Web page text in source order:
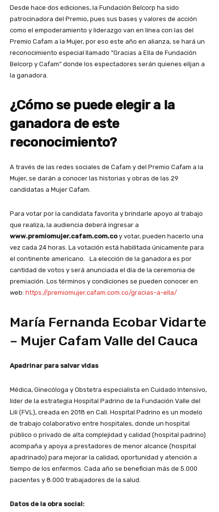
Desde hace dos ediciones, la Fundación Belcorp ha sido
patrocinadora del Premio, pues sus bases y valores de acción
como el empoderamiento y liderazgo van en línea con las del
Premio Cafam a la Mujer, por eso este año en alianza, se hará un
reconocimiento especial llamado “Gracias a Ella de Fundación
Belcorp y Cafam” donde los espectadores serán quienes elijan a
la ganadora.
¿Cómo se puede elegir a la
ganadora de este
reconocimiento?
A través de las redes sociales de Cafam y del Premio Cafam a la
Mujer, se darán a conocer las historias y obras de las 29
candidatas a Mujer Cafam.
Para votar por la candidata favorita y brindarle apoyo al trabajo
que realiza, la audiencia deberá ingresar a
www.premiomujer.cafam.com.coy votar, pueden hacerlo una
vez cada 24 horas. La votación está habilitada únicamente para
el continente americano. La elección de la ganadora es por
cantidad de votos y será anunciada el día de la ceremonia de
premiación. Los términos y condiciones se pueden conocer en
web: https://premiomujer.cafam.com.co/gracias-a-ella/
María Fernanda Ecobar Vidarte
– Mujer Cafam Valle del Cauca
Apadrinar para salvar vidas
Médica, Ginecóloga y Obstetra especialista en Cuidado Intensivo,
líder de la estrategia Hospital Padrino de la Fundación Valle del
Lili (FVL), creada en 2018 en Cali. Hospital Padrino es un modelo
de trabajo colaborativo entre hospitales, donde un hospital
público o privado de alta complejidad y calidad (hospital padrino)
acompaña y apoya a prestadores de menor alcance (hospital
apadrinado) para mejorar la calidad, oportunidad y atención a
tiempo de los enfermos. Cada año se benefician más de 5.000
pacientes y 8.000 trabajadores de la salud.
Datos de la obra social: